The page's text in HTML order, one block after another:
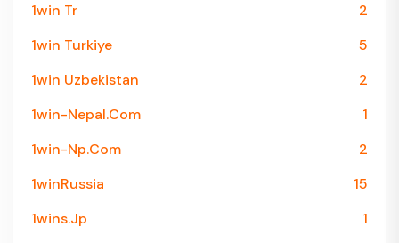
1win Tr
2
1win Turkiye
5
1win Uzbekistan
2
1win-Nepal.com
1
1win-Np.com
2
1winRussia
15
1wins.jp
1